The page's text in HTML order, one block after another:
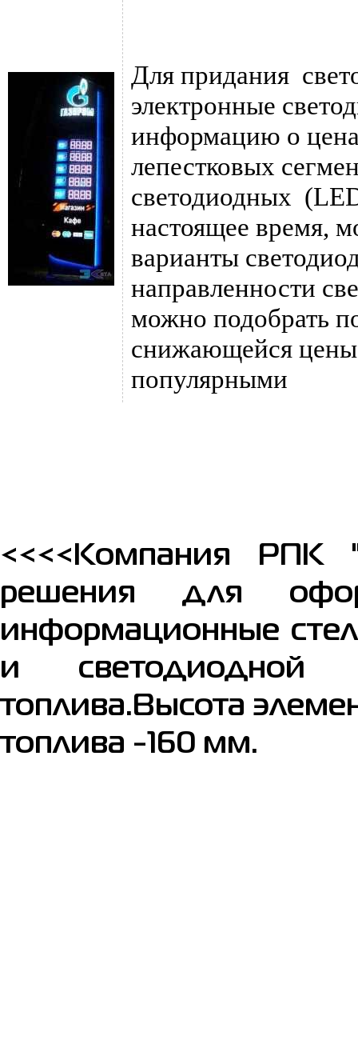
Для придания
электронные
информацию о
лепестковых
светодиодных
настоящее время,
варианты
направленности
можно подобрать
снижающейся цены
популярными
<<<<Компания РПК
решения для
информационные
и светодиодной
топлива.Высота
топлива -160 мм.